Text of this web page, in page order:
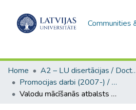
Communities
Home
A2 – LU
Promocijas darbi (2007-) / Theses PhD
Valodu mācīšanās atbalsts un tā vadība neformālajā izglītībā Latvijā